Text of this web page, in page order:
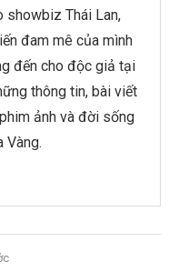
showbiz Thái Lan,
đam mê của mình
đến cho độc giả tại
thông tin, bài viết
ảnh và đời sống
Vàng.